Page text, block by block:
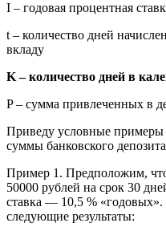
I – годовая процентная
t – количество дней
вкладу
K – количество дней в
P – сумма привлеченных в
Приведу условные примеры
суммы банковского
Пример 1. Предположим,
50000 рублей на срок 30
ставка — 10,5 %
следующие результаты: